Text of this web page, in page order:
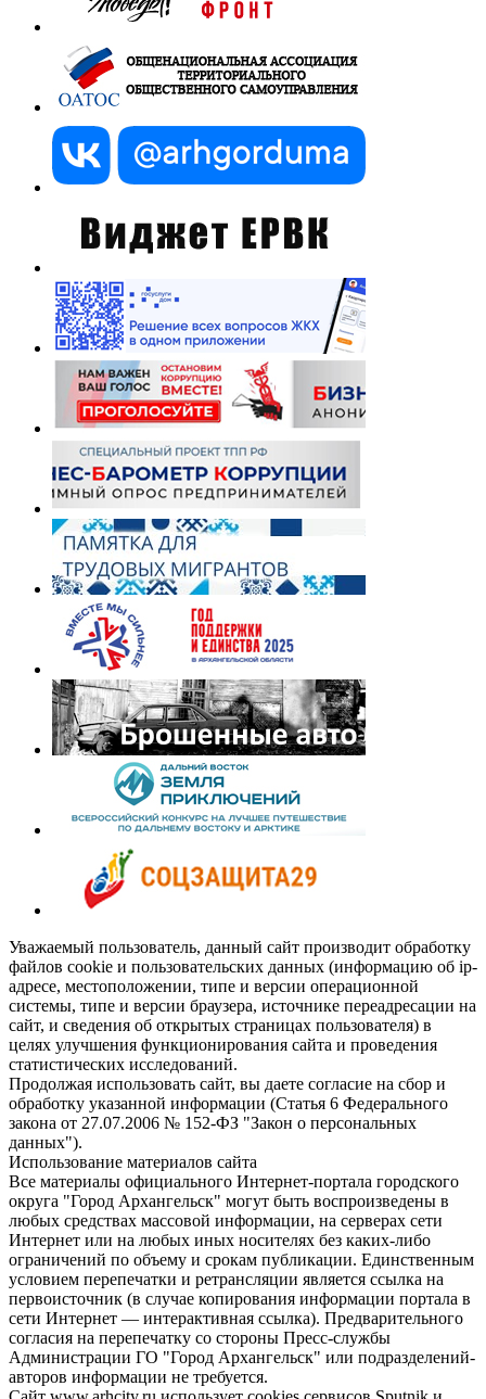
Уважаемый пользователь, данный сайт производит обработку
файлов cookie и пользовательских данных (информацию об ip-
адресе, местоположении, типе и версии операционной
системы, типе и версии браузера, источнике переадресации на
сайт, и сведения об открытых страницах пользователя) в
целях улучшения функционирования сайта и проведения
статистических исследований.
Продолжая использовать сайт, вы даете согласие на сбор и
обработку указанной информации (Статья 6 Федерального
закона от 27.07.2006 № 152-ФЗ "Закон о персональных
данных").
Использование материалов сайта
Все материалы официального Интернет-портала городского
округа "Город Архангельск" могут быть воспроизведены в
любых средствах массовой информации, на серверах сети
Интернет или на любых иных носителях без каких-либо
ограничений по объему и срокам публикации. Единственным
условием перепечатки и ретрансляции является ссылка на
первоисточник (в случае копирования информации портала в
сети Интернет — интерактивная ссылка). Предварительного
согласия на перепечатку со стороны Пресс-службы
Администрации ГО "Город Архангельск" или подразделений-
авторов информации не требуется.